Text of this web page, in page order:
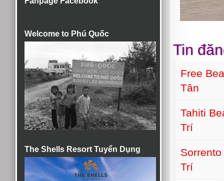
Welcome to Phú Quốc
The Shells Resort Tuyển Dụng
Tin
Free
Tân
Tahiti
Trí
Trí